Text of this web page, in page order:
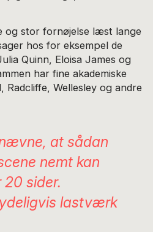
og stor fornøjelse læst lange
hos for eksempel de
Quinn, Eloisa James og
har fine akademiske
Radcliffe, Wellesley og andre
at sådan
nemt kan
sider.
lastværk